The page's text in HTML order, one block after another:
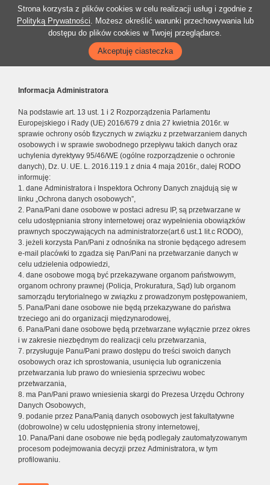
Strona korzysta z plików cookies w celu realizacji usług i zgodnie z
Polityką Prywatności. Możesz określić warunki przechowywania lub
dostępu do plików cookies w Twojej przeglądarce.
Akceptuję ciasteczka
Informacja Administratora
Na podstawie art. 13 ust. 1 i 2 Rozporządzenia Parlamentu
Europejskiego i Rady (UE) 2016/679 z dnia 27 kwietnia 2016r. w
sprawie ochrony osób fizycznych w związku z przetwarzaniem danych
osobowych i w sprawie swobodnego przepływu takich danych oraz
uchylenia dyrektywy 95/46/WE (ogólne rozporządzenie o ochronie
danych), Dz. U. UE. L. 2016.119.1 z dnia 4 maja 2016r., dalej RODO
informuję:
1. dane Administratora i Inspektora Ochrony Danych znajdują się w
linku „Ochrona danych osobowych”,
2. Pana/Pani dane osobowe w postaci adresu IP, są przetwarzane w
celu udostępniania strony internetowej oraz wypełnienia obowiązków
prawnych spoczywających na administratorze(art.6 ust.1 lit.c RODO),
3. jeżeli korzysta Pan/Pani z odnośnika na stronie będącego adresem
e-mail placówki to zgadza się Pan/Pani na przetwarzanie danych w
celu udzielenia odpowiedzi,
4. dane osobowe mogą być przekazywane organom państwowym,
organom ochrony prawnej (Policja, Prokuratura, Sąd) lub organom
samorządu terytorialnego w związku z prowadzonym postępowaniem,
5. Pana/Pani dane osobowe nie będą przekazywane do państwa
trzeciego ani do organizacji międzynarodowej,
6. Pana/Pani dane osobowe będą przetwarzane wyłącznie przez okres
i w zakresie niezbędnym do realizacji celu przetwarzania,
7. przysługuje Panu/Pani prawo dostępu do treści swoich danych
osobowych oraz ich sprostowania, usunięcia lub ograniczenia
przetwarzania lub prawo do wniesienia sprzeciwu wobec
przetwarzania,
8. ma Pan/Pani prawo wniesienia skargi do Prezesa Urzędu Ochrony
Danych Osobowych,
9. podanie przez Pana/Panią danych osobowych jest fakultatywne
(dobrowolne) w celu udostępnienia strony internetowej,
10. Pana/Pani dane osobowe nie będą podlegały zautomatyzowanym
procesom podejmowania decyzji przez Administratora, w tym
profilowaniu.